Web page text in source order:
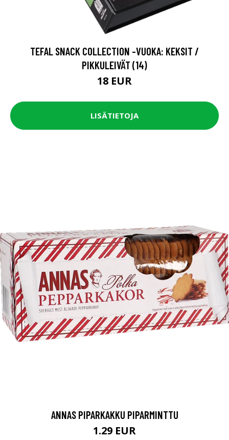
TEFAL SNACK COLLECTION -VUOKA: KEKSIT /
PIKKULEIVÄT (14)
18 EUR
LISÄTIETOJA
ANNAS PIPARKAKKU PIPARMINTTU
1.29 EUR